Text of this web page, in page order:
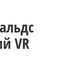
VR